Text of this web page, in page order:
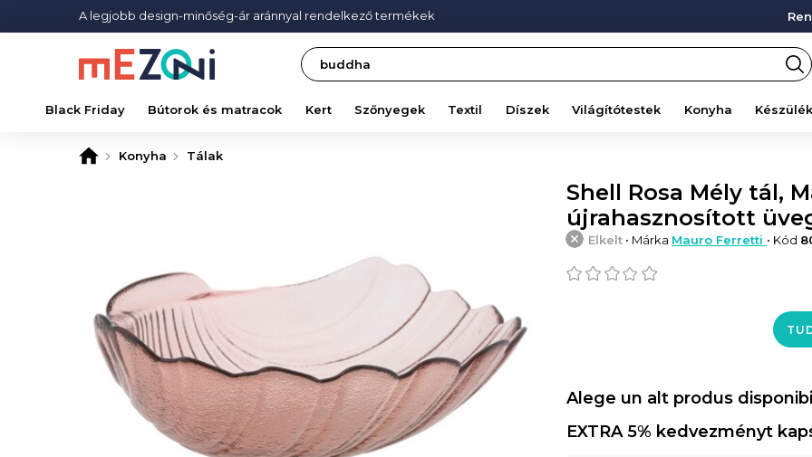
A legjobb design-minőség-ár aránnyal rendelkező termékek
Search
Black Friday Bútorok és matracok Kert Szőnyegek Textil Díszek Világítótestek Konyha
Konyha Tálak
Shell Rosa Mély tál,
újrahasznosított
Elkelt • Márka Mauro Ferretti • Kód
Alege un alt produs
EXTRA 5% kedvezményt